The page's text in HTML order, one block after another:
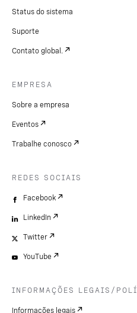
Status do sistema
Suporte
Contato global.
EMPRESA
Sobre a empresa
Eventos
Trabalhe conosco
REDES SOCIAIS
Facebook
LinkedIn
Twitter
YouTube
INFORMAÇÕES LEGAIS/
Informações legais